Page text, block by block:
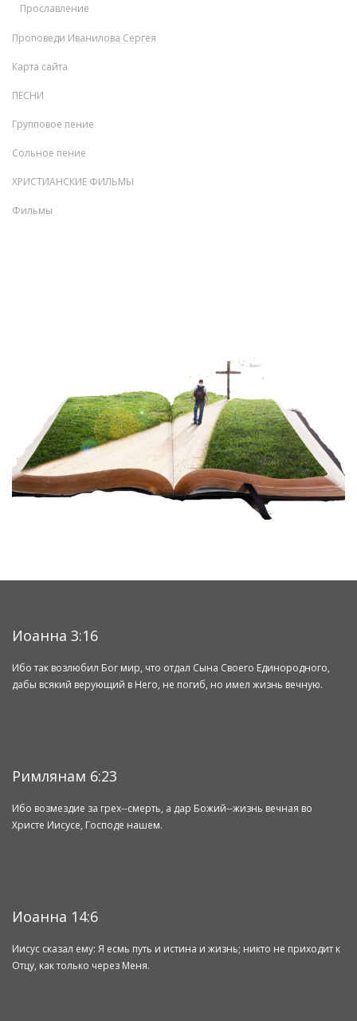
Прославление
Проповеди Иванилова Сергея
Карта сайта
ПЕСНИ
Групповое пение
Сольное пение
ХРИСТИАНСКИЕ ФИЛЬМЫ
Фильмы
Иоанна 3:16
Ибо так возлюбил Бог мир, что отдал Сына Своего Единородного,
дабы всякий верующий в Него, не погиб, но имел жизнь вечную.
Римлянам 6:23
Ибо возмездие за грех--смерть, а дар Божий--жизнь вечная во
Христе Иисусе, Господе нашем.
Иоанна 14:6
Иисус сказал ему: Я есмь путь и истина и жизнь; никто не приходит к
Отцу, как только через Меня.